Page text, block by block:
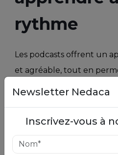
rythme
Les podcasts offrent un
et agréable, tout en
des sujets variés.
1."Zeg het in
Conçu pour les
Newsletter Nedaca
Inscrivez-vous à